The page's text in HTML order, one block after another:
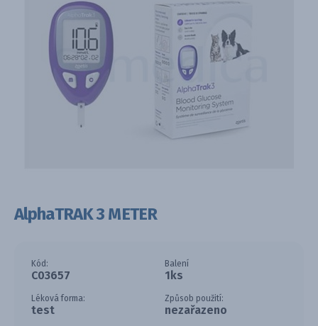
AlphaTRAK 3 METER
Kód:
C03657
Balení
1ks
Léková forma:
test
Způsob použití:
nezařazeno